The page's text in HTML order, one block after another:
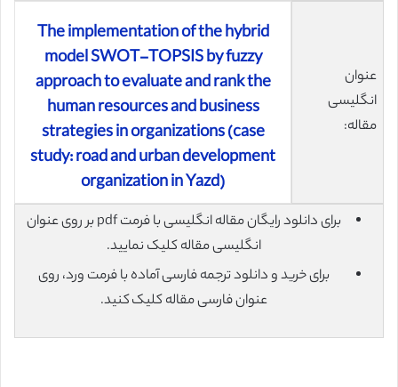
عنوان
انگلیسی
مقاله:
The implementation of the hybrid
model SWOT-TOPSIS by fuzzy
approach to evaluate and rank the
human resources and business
strategies in organizations (case
study: road and urban development
organization in Yazd)
برای دانلود رایگان مقاله انگلیسی با فرمت pdf بر روی عنوان
انگلیسی مقاله کلیک نمایید.
برای خرید و دانلود ترجمه فارسی آماده با فرمت ورد، روی
عنوان فارسی مقاله کلیک کنید.